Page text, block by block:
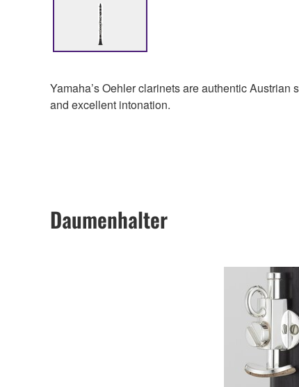
Yamaha’s Oehler clarinets are authentic
and excellent intonation.
Daumenhalter